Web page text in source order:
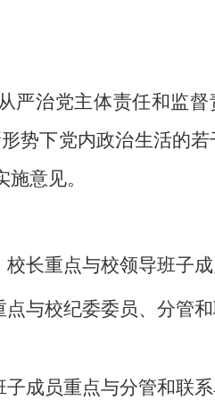
严治党主体责任和监
势下党内政治生活的
施意见。
校长重点与校领导班子
点与校纪委委员、分管和
子成员重点与分管和联